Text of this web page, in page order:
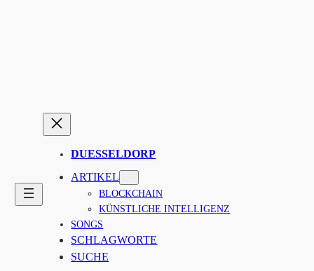
DUESSELDORP
ARTIKEL
BLOCKCHAIN
KÜNSTLICHE INTELLIGENZ
SONGS
SCHLAGWORTE
SUCHE